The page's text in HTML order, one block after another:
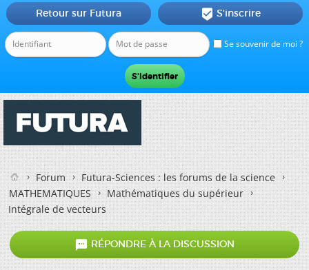
Se souvenir de moi ?
Retour sur Futura  S'inscrire
Forum
Futura-Sciences : les forums de la science
MATHEMATIQUES
Mathématiques du supérieur
Intégrale de vecteurs
 RÉPONDRE À LA DISCUSSION